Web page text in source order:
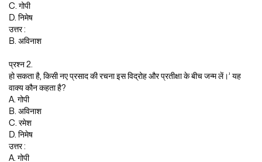
C. गोपी
D. निमेष
उत्तर :
B. अविनाश
प्रश्न 2.
हो सकता है, किसी नए प्रसाद की रचना इस विद्रोह और प्रतीक्षा के बीच जन्म लें।’ यह
वाक्य कौन कहता है?
A. गोपी
B. अविनाश
C. रमेश
D. निमेष
उत्तर :
A. गोपी